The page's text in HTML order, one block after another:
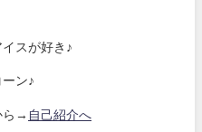
スが好き♪
ン♪
ら→ 自己紹介へ